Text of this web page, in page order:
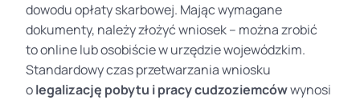
dowodu opłaty skarbowej. Mając wymagane
dokumenty, należy złożyć wniosek – można zrobić
to online lub osobiście w urzędzie wojewódzkim.
Standardowy czas przetwarzania wniosku
olegalizację pobytu i pracy cudzoziemcówwynosi